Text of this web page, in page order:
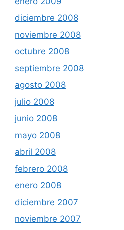
diciembre 2008
noviembre 2008
octubre 2008
septiembre 2008
agosto 2008
julio 2008
junio 2008
mayo 2008
abril 2008
febrero 2008
enero 2008
diciembre 2007
noviembre 2007